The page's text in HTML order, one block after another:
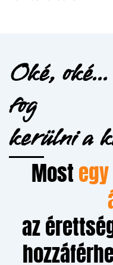
Oké,
fog
kerülni a
Most
az